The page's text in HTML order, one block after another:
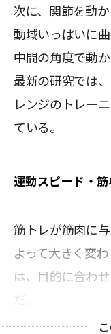
次に、関節を動
動域いっぱいに
中間の角度で動
最新の研究では
レンジのトレー
ている。
運動スピード・
筋トレが筋肉に
よって大きく変
は、目的に合わ
だ。